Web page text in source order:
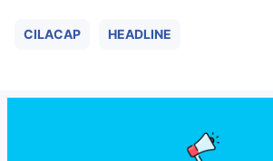
CILACAP HEADLINE